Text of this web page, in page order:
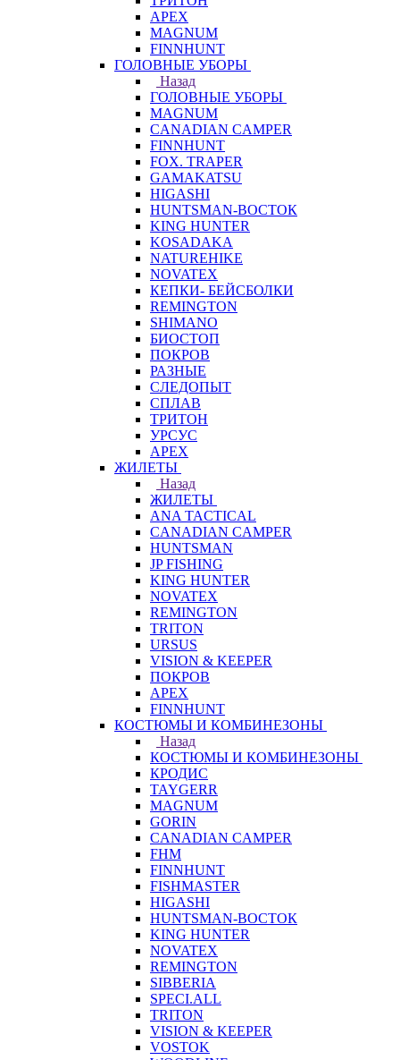
APEX
MAGNUM
FINNHUNT
ГОЛОВНЫЕ УБОРЫ
Назад
ГОЛОВНЫЕ УБОРЫ
MAGNUM
CANADIAN CAMPER
FINNHUNT
FOX. TRAPER
GAMAKATSU
HIGASHI
HUNTSMAN-ВОСТОК
KING HUNTER
KOSADAKA
NATUREHIKE
NOVATEX
КЕПКИ- БЕЙСБОЛКИ
REMINGTON
SHIMANO
БИОСТОП
ПОКРОВ
РАЗНЫЕ
СЛЕДОПЫТ
СПЛАВ
ТРИТОН
УРСУС
APEX
ЖИЛЕТЫ
Назад
ЖИЛЕТЫ
ANA TACTICAL
CANADIAN CAMPER
HUNTSMAN
JP FISHING
KING HUNTER
NOVATEX
REMINGTON
TRITON
URSUS
VISION & KEEPER
ПОКРОВ
APEX
FINNHUNT
КОСТЮМЫ И КОМБИНЕЗОНЫ
Назад
КОСТЮМЫ И КОМБИНЕЗОНЫ
КРОДИС
TAYGERR
MAGNUM
GORIN
CANADIAN CAMPER
FHM
FINNHUNT
FISHMASTER
HIGASHI
HUNTSMAN-ВОСТОК
KING HUNTER
NOVATEX
REMINGTON
SIBBERIA
SPECI.ALL
TRITON
VISION & KEEPER
VOSTOK